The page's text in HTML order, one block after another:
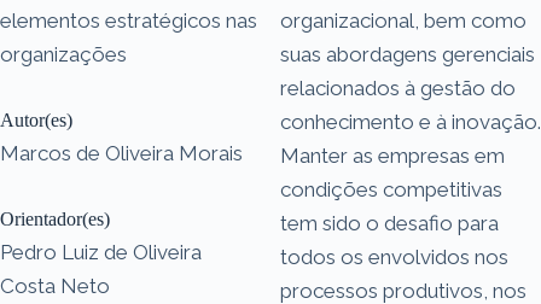
elementos estratégicos nas
organizações
Autor(es)
Marcos de Oliveira Morais
Orientador(es)
Pedro Luiz de Oliveira
Costa Neto
organizacional, bem como
suas abordagens gerenciais
relacionados à gestão do
conhecimento e à inovação.
Manter as empresas em
condições competitivas
tem sido o desafio para
todos os envolvidos nos
processos produtivos, nos